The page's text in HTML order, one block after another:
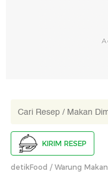
KIRIM RESEP
detikFood Warung Makan